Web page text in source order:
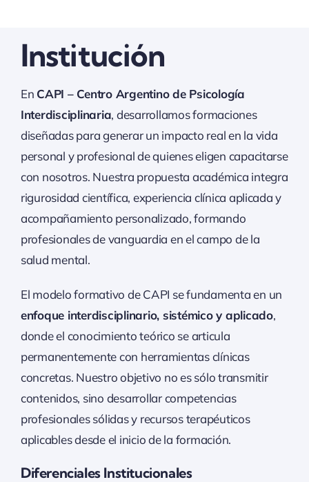
Institución
En CAPI – Centro Argentino de Psicología
Interdisciplinaria, desarrollamos formaciones
diseñadas para generar un impacto real en la vida
personal y profesional de quienes eligen capacitarse
con nosotros. Nuestra propuesta académica integra
rigurosidad científica, experiencia clínica aplicada y
acompañamiento personalizado, formando
profesionales de vanguardia en el campo de la
salud mental.
El modelo formativo de CAPI se fundamenta en un
enfoque interdisciplinario, sistémico y aplicado,
donde el conocimiento teórico se articula
permanentemente con herramientas clínicas
concretas. Nuestro objetivo no es sólo transmitir
contenidos, sino desarrollar competencias
profesionales sólidas y recursos terapéuticos
aplicables desde el inicio de la formación.
Diferenciales Institucionales